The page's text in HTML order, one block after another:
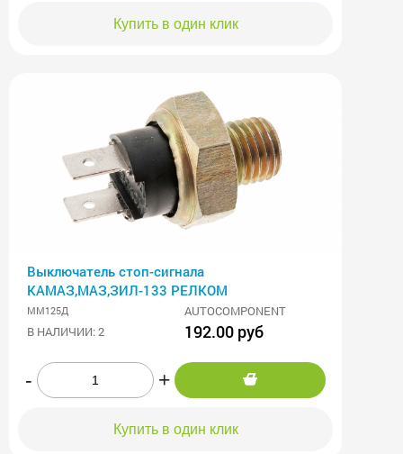
Купить в один клик
Выключатель стоп-сигнала
КАМАЗ,МАЗ,ЗИЛ-133 РЕЛКОМ
ММ125Д
AUTOCOMPONENT
В НАЛИЧИИ: 2
192.00 руб
- +
Купить в один клик